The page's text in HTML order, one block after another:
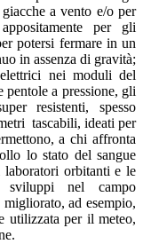
a vento e/o per
per gli
potersi fermare in un
in assenza di gravità;
nei moduli del
a pressione, gli
resistenti, spesso
tascabili, ideati per
a chi affronta
lo stato del sangue
orbitanti e le
nel campo
ad esempio,
utilizzata per il meteo,